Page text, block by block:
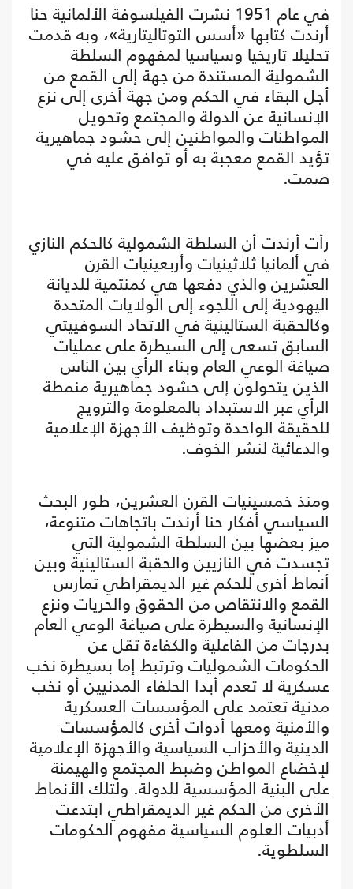
في عام 1951 نشرت الفيلسوفة الألمانية حنا
أرندت كتابها «أسس التوتاليتارية»، وبه قدمت
تحليلا تاريخيا وسياسيا لمفهوم السلطة
الشمولية المستندة من جهة إلى القمع من
أجل البقاء في الحكم ومن جهة أخرى إلى نزع
الإنسانية عن الدولة والمجتمع وتحويل
المواطنات والمواطنين إلى حشود جماهيرية
تؤيد القمع معجبة به أو توافق عليه في
صمت.
رأت أرندت أن السلطة الشمولية كالحكم النازي
في ألمانيا ثلاثينيات وأربعينيات القرن
العشرين والذي دفعها هي كمنتمية للديانة
اليهودية إلى اللجوء إلى الولايات المتحدة
وكالحقبة الستالينية في الاتحاد السوفييتي
السابق تسعى إلى السيطرة على عمليات
صياغة الوعي العام وبناء الرأي بين الناس
الذين يتحولون إلى حشود جماهيرية منمطة
الرأي عبر الاستبداد بالمعلومة والترويج
للحقيقة الواحدة وتوظيف الأجهزة الإعلامية
والدعائية لنشر الخوف.
ومنذ خمسينيات القرن العشرين، طور البحث
السياسي أفكار حنا أرندت باتجاهات متنوعة،
ميز بعضها بين السلطة الشمولية التي
تجسدت في النازيين والحقبة الستالينية وبين
أنماط أخرى للحكم غير الديمقراطي تمارس
القمع والانتقاص من الحقوق والحريات ونزع
الإنسانية والسيطرة على صياغة الوعي العام
بدرجات من الفاعلية والكفاءة تقل عن
الحكومات الشموليات وترتبط إما بسيطرة نخب
عسكرية لا تعدم أبدا الحلفاء المدنيين أو نخب
مدنية تعتمد على المؤسسات العسكرية
والأمنية ومعها أدوات أخرى كالمؤسسات
الدينية والأحزاب السياسية والأجهزة الإعلامية
لإخضاع المواطن وضبط المجتمع والهيمنة
على البنية المؤسسية للدولة. ولتلك الأنماط
الأخرى من الحكم غير الديمقراطي ابتدعت
أدبيات العلوم السياسية مفهوم الحكومات
السلطوية.